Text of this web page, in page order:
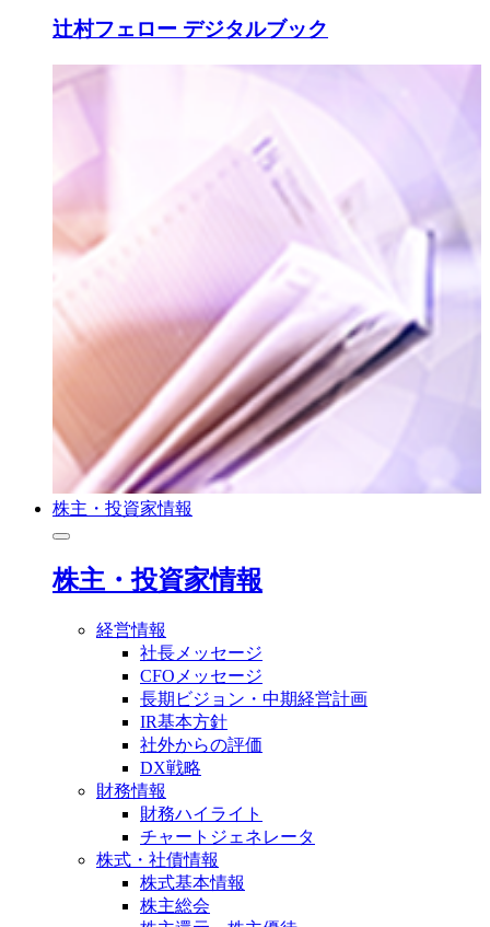
辻村フェロー デジタルブック
株主・投資家情報
株主・投資家情報
経営情報
社長メッセージ
CFOメッセージ
長期ビジョン・中期経営計画
IR基本方針
社外からの評価
DX戦略
財務情報
財務ハイライト
チャートジェネレータ
株式・社債情報
株式基本情報
株主総会